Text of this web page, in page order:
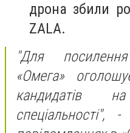
дрона збили
ZALA.
"Для
«Омега»
кандидатів
спеціальності", -